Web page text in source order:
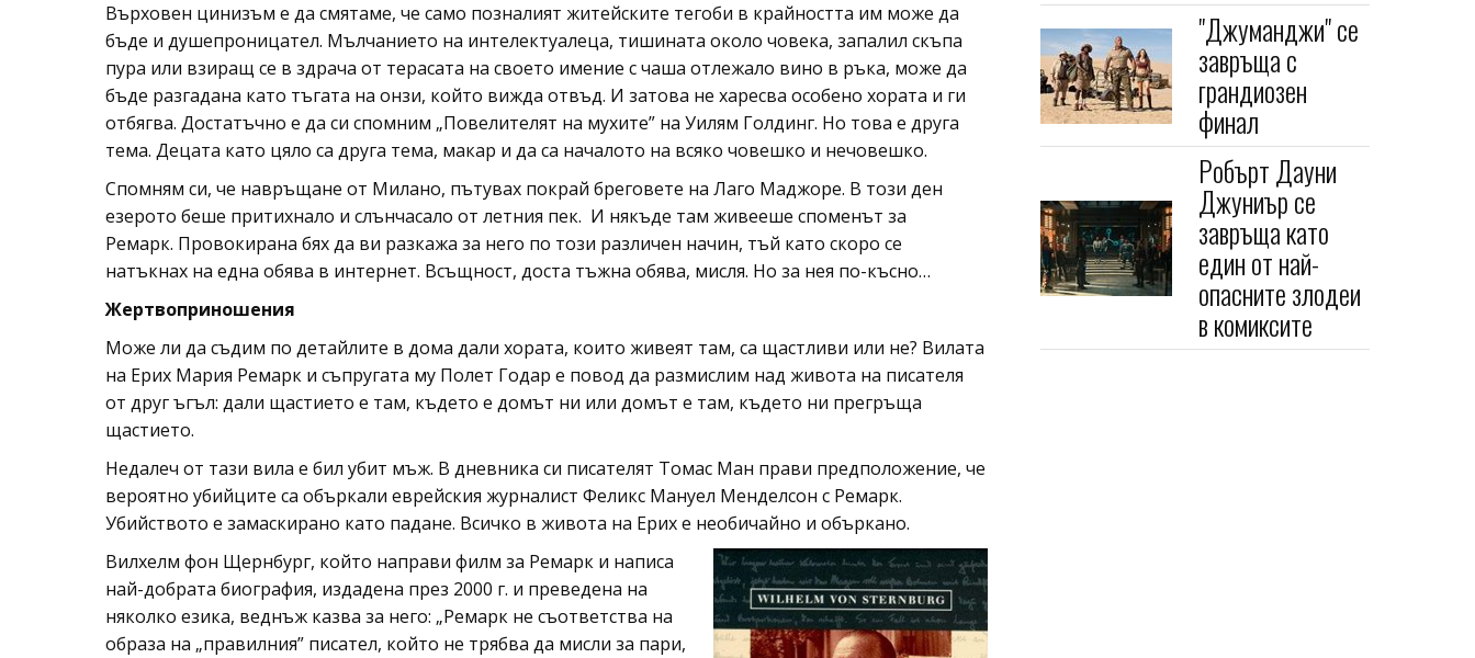
Върховен цинизъм е да смятаме, че само позналият житейските тегоби в крайността им може да
бъде и душепроницател. Мълчанието на интелектуалеца, тишината около човека, запалил скъпа
пура или взиращ се в здрача от терасата на своето имение с чаша отлежало вино в ръка, може да
бъде разгадана като тъгата на онзи, който вижда отвъд. И затова не харесва особено хората и ги
отбягва. Достатъчно е да си спомним „Повелителят на мухите” на Уилям Голдинг. Но това е друга
тема. Децата като цяло са друга тема, макар и да са началото на всяко човешко и нечовешко.
Спомням си, че навръщане от Милано, пътувах покрай бреговете на Лаго Маджоре. В този ден
езерото беше притихнало и слънчасало от летния пек. И някъде там живееше споменът за
Ремарк. Провокирана бях да ви разкажа за него по този различен начин, тъй като скоро се
натъкнах на една обява в интернет. Всъщност, доста тъжна обява, мисля. Но за нея по-късно…
Жертвоприношения
Може ли да съдим по детайлите в дома дали хората, които живеят там, са щастливи или не? Вилата
на Ерих Мария Ремарк и съпругата му Полет Годар е повод да размислим над живота на писателя
от друг ъгъл: дали щастието е там, където е домът ни или домът е там, където ни прегръща
щастието.
Недалеч от тази вила е бил убит мъж. В дневника си писателят Томас Ман прави предположение, че
вероятно убийците са объркали еврейския журналист Феликс Мануел Менделсон с Ремарк.
Убийството е замаскирано като падане. Всичко в живота на Ерих е необичайно и объркано.
Вилхелм фон Щернбург, който направи филм за Ремарк и написа
най-добрата биография, издадена през 2000 г. и преведена на
няколко езика, веднъж казва за него: „Ремарк не съответства на
образа на „правилния” писател, който не трябва да мисли за пари,
"Джуманджи" се
завръща с
грандиозен
финал
Робърт Дауни
Джуниър се
завръща като
един от най-
опасните злодеи
в комиксите